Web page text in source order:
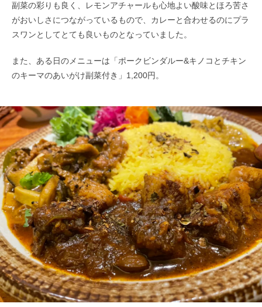
副菜の彩りも良く、レモンアチャールも心地よい酸味とほろ苦さ
がおいしさにつながっているもので、カレーと合わせるのにプラ
スワンとしてとても良いものとなっていました。
また、ある日のメニューは「ポークビンダルー&キノコとチキン
のキーマのあいがけ副菜付き」1,200円。